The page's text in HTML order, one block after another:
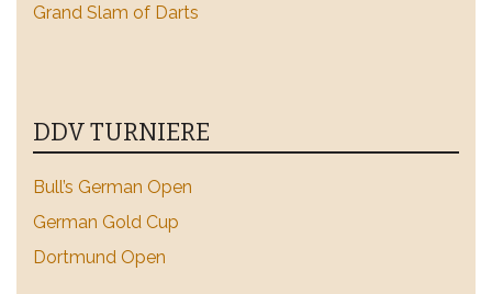
Grand Slam of Darts
DDV TURNIERE
Bull’s German Open
German Gold Cup
Dortmund Open